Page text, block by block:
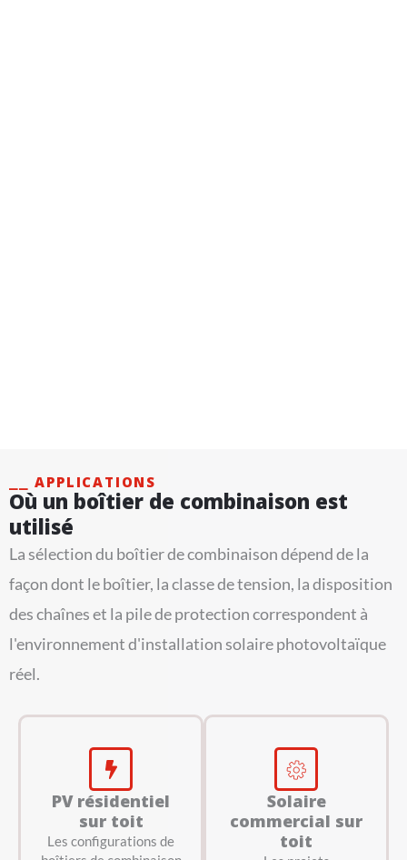
⎯⎯ APPLICATIONS
Où un boîtier de combinaison est
utilisé
La sélection du boîtier de combinaison dépend de la
façon dont le boîtier, la classe de tension, la disposition
des chaînes et la pile de protection correspondent à
l'environnement d'installation solaire photovoltaïque
réel.
PV résidentiel
sur toit
Les configurations de
Solaire
commercial sur
toit